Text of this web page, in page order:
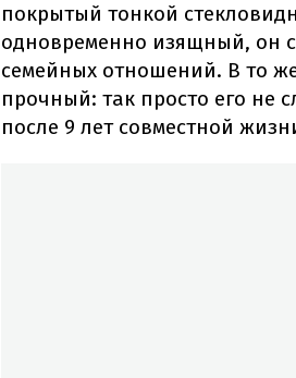
покрытый тонкой
одновременно изящный, он
семейных отношений. В то
прочный: так просто его не
после 9 лет совместной